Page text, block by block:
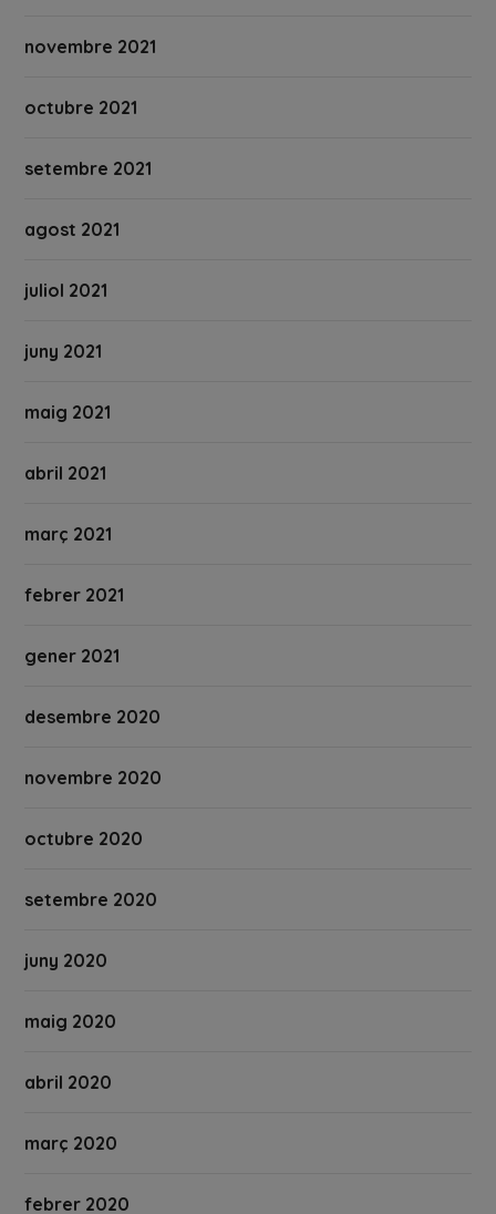
novembre 2021
octubre 2021
setembre 2021
agost 2021
juliol 2021
juny 2021
maig 2021
abril 2021
març 2021
febrer 2021
gener 2021
desembre 2020
novembre 2020
octubre 2020
setembre 2020
juny 2020
maig 2020
abril 2020
març 2020
febrer 2020